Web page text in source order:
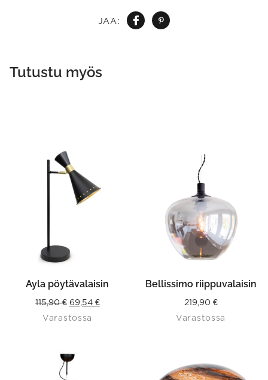
JAA:
Tutustu myös
Ayla pöytävalaisin
115,90€ Original
price
115,90 €.
69,54 €Current
Varastossa
Bellissimo riippuvalaisin
219,90 €
Varastossa
product
has